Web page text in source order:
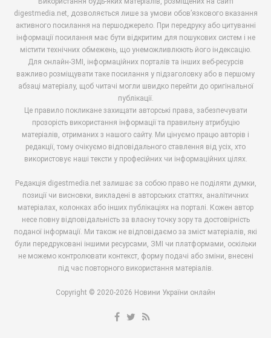
digestmedia.net, дозволяється лише за умови обов’язкового вказання
активного посилання на першоджерело. При передруку або цитуванні
інформації посилання має бути відкритим для пошукових систем і не
містити технічних обмежень, що унеможливлюють його індексацію.
Для онлайн-ЗМІ, інформаційних порталів та інших веб-ресурсів
важливо розміщувати таке посилання у підзаголовку або в першому
абзаці матеріалу, щоб читачі могли швидко перейти до оригінальної
публікації.
Це правило покликане захищати авторські права, забезпечувати
прозорість використання інформації та правильну атрибуцію
матеріалів, отриманих з нашого сайту. Ми цінуємо працю авторів і
редакції, тому очікуємо відповідального ставлення від усіх, хто
використовує наші тексти у професійних чи інформаційних цілях.
Редакція digestmedia.net залишає за собою право не поділяти думки,
позиції чи висновки, викладені в авторських статтях, аналітичних
матеріалах, колонках або інших публікаціях на порталі. Кожен автор
несе повну відповідальність за власну точку зору та достовірність
поданої інформації. Ми також не відповідаємо за зміст матеріалів, які
були передруковані іншими ресурсами, ЗМІ чи платформами, оскільки
не можемо контролювати контекст, форму подачі або зміни, внесені
під час повторного використання матеріалів.
Copyright © 2020-2026 Новини України онлайн